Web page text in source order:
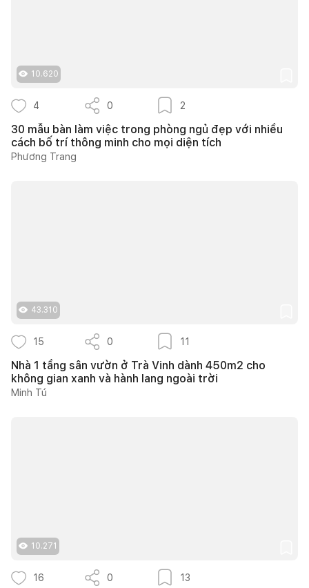
10.620
4 0 2
30 mẫu bàn làm việc trong phòng ngủ đẹp với nhiều
cách bố trí thông minh cho mọi diện tích
Phương Trang
43.310
15 0 11
Nhà 1 tầng sân vườn ở Trà Vinh dành 450m2 cho
không gian xanh và hành lang ngoài trời
Minh Tú
10.271
16 0 13